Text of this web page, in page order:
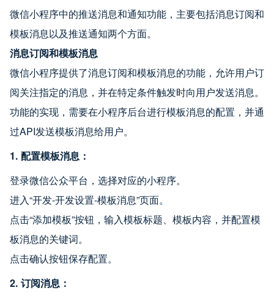
微信小程序中的推送消息和通知功能，主要包括消息订阅和
模板消息以及推送通知两个方面。
消息订阅和模板消息
微信小程序提供了消息订阅和模板消息的功能，允许用户订
阅关注指定的消息，并在特定条件触发时向用户发送消息。
功能的实现，需要在小程序后台进行模板消息的配置，并通
过API发送模板消息给用户。
1. 配置模板消息：
登录微信公众平台，选择对应的小程序。
进入“开发-开发设置-模板消息”页面。
点击“添加模板”按钮，输入模板标题、模板内容，并配置模
板消息的关键词。
点击确认按钮保存配置。
2. 订阅消息：